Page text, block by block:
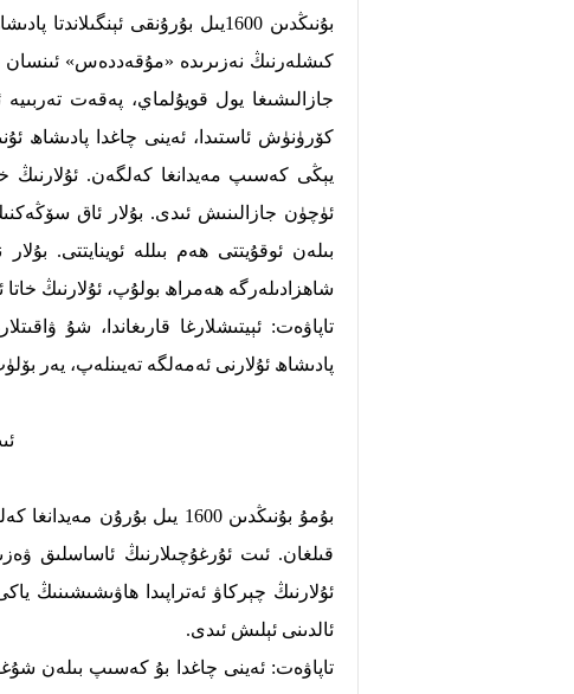
بۇنىڭدىن 1600يىل بۇرۇنقى
كىشلەرنىڭ نەزىرىدە «مۇقەددەس» ئىنسان
جازالىشىغا يول قويۇلماي، پەقەت تەربىيە
كۆرۈنۈش ئاستىدا، ئەينى چاغدا پادىشاھ
يېڭى كەسىپ مەيدانغا كەلگەن. ئۇلارنىڭ
ئۈچۈن جازالىنىش ئىدى. بۇلار ئاق
بىلەن ئوقۇيتتى ھەم بىللە ئوينايتتى. بۇلار
شاھزادىلەرگە ھەمراھ بولۇپ، ئۇلارنىڭ
تاپاۋەت: ئېيتىشلارغا قارىغاندا، شۇ
پادىشاھ ئۇلارنى ئەمەلگە تەيىنلەپ، يەر
بۇمۇ بۇنىڭدىن 1600 يىل
قىلغان. ئىت ئۇرغۇچىلارنىڭ ئاساسلىق
ئۇلارنىڭ چېركاۋ ئەتراپىدا ھاۋىشىشىنىڭ
ئالدىنى ئېلىش ئىدى.
تاپاۋەت: ئەينى چاغدا بۇ كەسىپ بىلەن